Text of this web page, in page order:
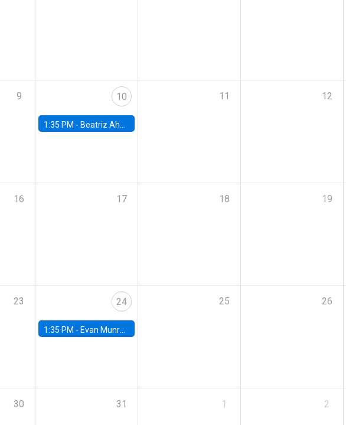
9 10
1:35 PM - Beatriz Ahumada, PhD candidate, Universidad de Pittsburgh
11 12
16 17 18 19
23 24
1:35 PM - Evan Munro, Neyman Visiting Assistant Professor in the Department of Statistics at UC Berkeley
25 26
30 31 1 2